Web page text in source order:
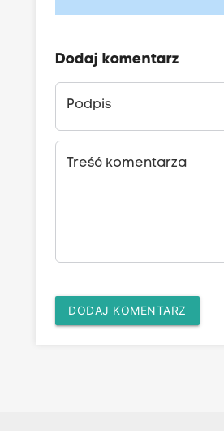
Dodaj komentarz
Podpis
Treść komentarza
DODAJ KOMENTARZ